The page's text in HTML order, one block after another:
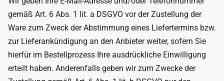
gemäß Art. 6 Abs. 1 lit. a DSGVO vor der Zustellung der
Ware zum Zweck der Abstimmung eines Liefertermins bzw.
zur Lieferankündigung an den Anbieter weiter, sofern Sie
hierfür im Bestellprozess Ihre ausdrückliche Einwilligung
erteilt haben. Anderenfalls geben wir zum Zwecke der